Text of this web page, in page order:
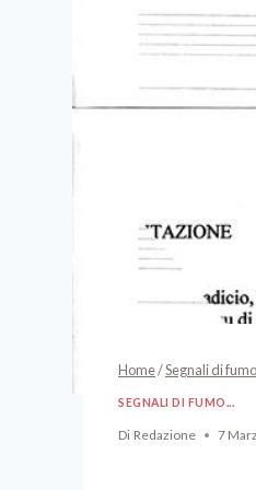
Home/Segnali di
SEGNALI DI FUMO...
Di Redazione 7